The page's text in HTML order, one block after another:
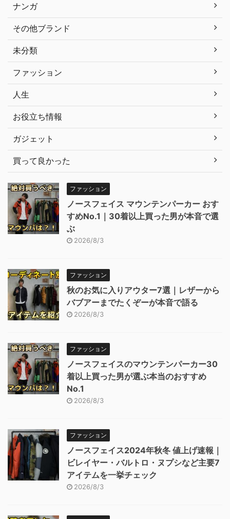
ナンガ
その他ブランド
未分類
ファッション
人生
お役立ち情報
ガジェット
買って良かった
ファッション
ノースフェイス マウンテンパーカー おす
すめNo.1｜30着以上買った男が本音で選
ぶ
2026/8/3
ファッション
秋のお気に入りアウター7選｜レザーから
バブアーまでたくぞーが本音で語る
2026/8/3
ファッション
ノースフェイスのマウンテンパーカー30
着以上買った男が選ぶ本当のおすすめ
No.1
2026/8/3
ファッション
ノースフェイス2024年秋冬 値上げ速報｜
ビレイヤー・バルトロ・ヌプシなど主要7
アイテムを一挙チェック
2026/8/3